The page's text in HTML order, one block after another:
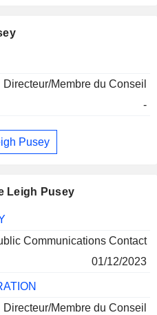
Directeur/Membre du Conseil
-
Pusey
Leigh Pusey
Communications Contact
01/12/2023
Directeur/Membre du Conseil